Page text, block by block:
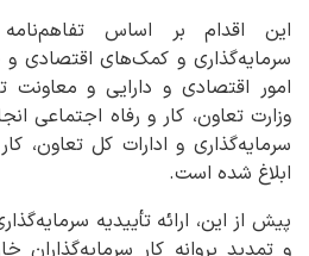
این اقدام بر اساس
سرمایه‌گذاری و کمک‌های اقتصادی و
امور اقتصادی و دارایی و معاونت
وزارت تعاون، کار و رفاه اجتماعی
سرمایه‌گذاری و ادارات کل تعاون،
ابلاغ شده است.
پیش از این، ارائه تأییدیه
و تمدید پروانه کار سرمایه‌گذاران